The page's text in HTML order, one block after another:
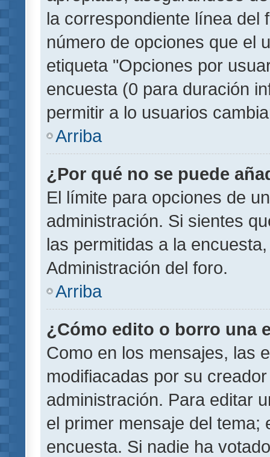
la correspondiente línea del
número de opciones que el
etiqueta "Opciones por
encuesta (0 para duración
permitir a lo usuarios
Arriba
¿Por qué no se puede
El límite para opciones de
administración. Si sientes
las permitidas a la
Administración del foro.
Arriba
¿Cómo edito o borro una
Como en los mensajes, las
modifiacadas por su
administración. Para editar
el primer mensaje del
encuesta. Si nadie ha